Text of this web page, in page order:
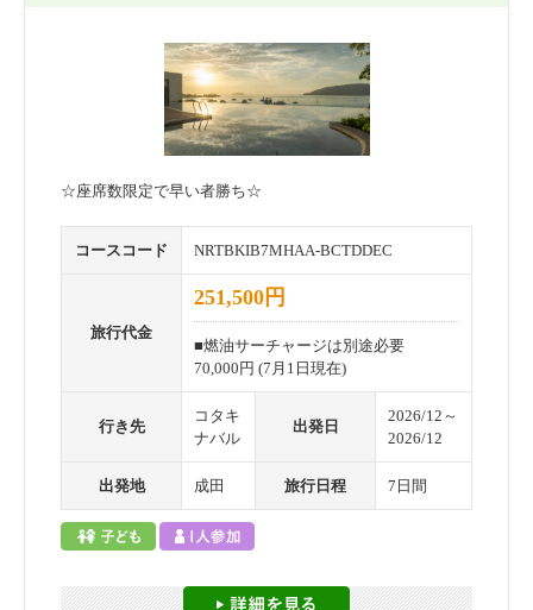
☆座席数限定で早い者勝ち☆
コースコード NRTBKIB7MHAA-BCTDDEC
旅行代金
251,500円
■燃油サーチャージは別途必要
70,000円 (7月1日現在)
行き先
コタキ
ナバル
出発日
2026/12～
2026/12
出発地 成田 旅行日程 7日間